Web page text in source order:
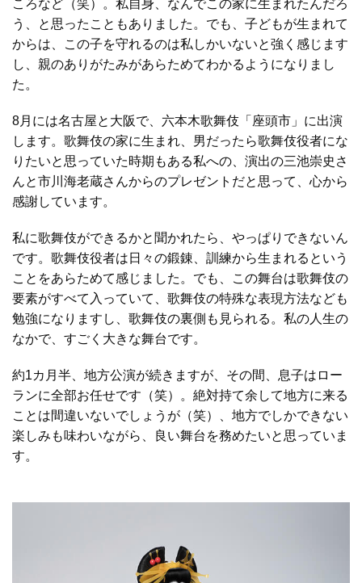
ころなど（笑）。私自身、なんでこの家に生まれたんだろ
う、と思ったこともありました。でも、子どもが生まれて
からは、この子を守れるのは私しかいないと強く感じます
し、親のありがたみがあらためてわかるようになりまし
た。
8月には名古屋と大阪で、六本木歌舞伎「座頭市」に出演
します。歌舞伎の家に生まれ、男だったら歌舞伎役者にな
りたいと思っていた時期もある私への、演出の三池崇史さ
んと市川海老蔵さんからのプレゼントだと思って、心から
感謝しています。
私に歌舞伎ができるかと聞かれたら、やっぱりできないん
です。歌舞伎役者は日々の鍛錬、訓練から生まれるという
ことをあらためて感じました。でも、この舞台は歌舞伎の
要素がすべて入っていて、歌舞伎の特殊な表現方法なども
勉強になりますし、歌舞伎の裏側も見られる。私の人生の
なかで、すごく大きな舞台です。
約1カ月半、地方公演が続きますが、その間、息子はロー
ランに全部お任せです（笑）。絶対持て余して地方に来る
ことは間違いないでしょうが（笑）、地方でしかできない
楽しみも味わいながら、良い舞台を務めたいと思っていま
す。